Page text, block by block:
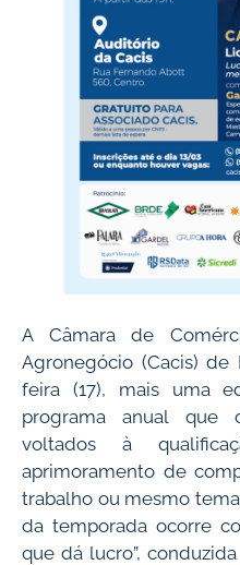
A Câmara de
Agronegócio (Cacis) de
feira (17), mais uma
programa anual que
voltados à
aprimoramento de
trabalho ou mesmo
da temporada ocorre
que dá lucro”,